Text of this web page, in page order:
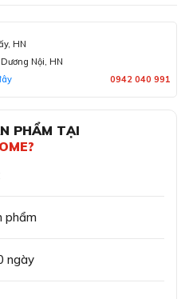
HN
Nội, HN
0942 040 991
PHẨM TẠI
phẩm
ngày